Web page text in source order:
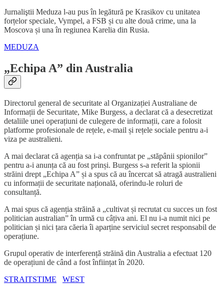
Jurnaliştii Meduza l-au pus în legătură pe Krasikov cu unitatea
forțelor speciale, Vympel, a FSB și cu alte două crime, una la
Moscova și una în regiunea Karelia din Rusia.
MEDUZA
„Echipa A” din Australia
Directorul general de securitate al Organizației Australiane de
Informații de Securitate, Mike Burgess, a declarat că a desecretizat
detaliile unei operațiuni de culegere de informații, care a folosit
platforme profesionale de rețele, e-mail și rețele sociale pentru a-i
viza pe australieni.
A mai declarat că agenția sa i-a confruntat pe „stăpânii spionilor”
pentru a-i anunța că au fost prinși. Burgess s-a referit la spionii
străini drept „Echipa A” și a spus că au încercat să atragă australieni
cu informații de securitate națională, oferindu-le roluri de
consultanță.
A mai spus că agenția străină a „cultivat și recrutat cu succes un fost
politician australian” în urmă cu câțiva ani. El nu i-a numit nici pe
politician și nici țara căeria îi aparține serviciul secret responsabil de
operațiune.
Grupul operativ de interferență străină din Australia a efectuat 120
de operațiuni de când a fost înființat în 2020.
STRAITSTIME
WEST